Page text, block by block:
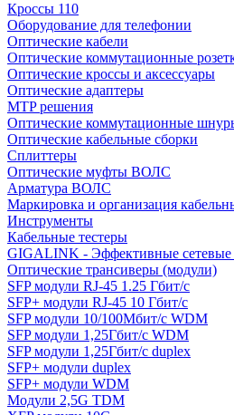
Кроссы 110
Оборудование для телефонии
Оптические кабели
Оптические коммутационные
Оптические кроссы и аксессуары
Оптические адаптеры
MTP решения
Оптические коммутационные
Оптические кабельные сборки
Сплиттеры
Оптические муфты ВОЛС
Арматура ВОЛС
Маркировка и организация
Инструменты
Кабельные тестеры
GIGALINK - Эффективные сетевые
Оптические трансиверы (модули)
SFP модули RJ-45 1.25 Гбит/c
SFP+ модули RJ-45 10 Гбит/c
SFP модули 10/100Мбит/с WDM
SFP модули 1,25Гбит/с WDM
SFP модули 1,25Гбит/с duplex
SFP+ модули duplex
SFP+ модули WDM
Модули 2,5G TDM